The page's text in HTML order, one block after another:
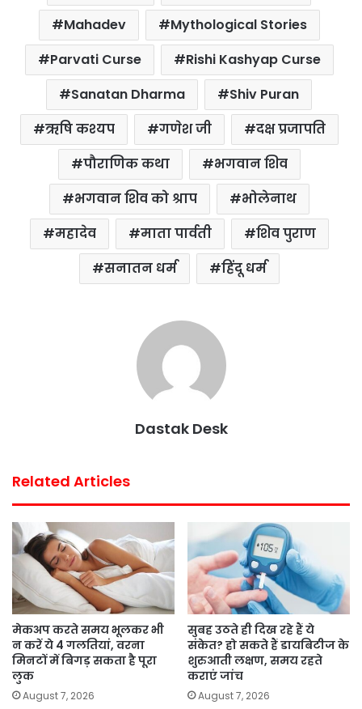
k
p
s
t
Mahadev
Mythological Stories
Parvati Curse
Rishi Kashyap Curse
Sanatan Dharma
Shiv Puran
ऋषि कश्यप
गणेश जी
दक्ष प्रजापति
पौराणिक कथा
भगवान शिव
भगवान शिव को श्राप
भोलेनाथ
महादेव
माता पार्वती
शिव पुराण
सनातन धर्म
हिंदू धर्म
Dastak Desk
Related Articles
मेकअप करते समय भूलकर भी
न करें ये 4 गलतियां, वरना
मिनटों में बिगड़ सकता है पूरा
लुक
August 7, 2026
सुबह उठते ही दिख रहे हैं ये
संकेत? हो सकते हैं डायबिटीज के
शुरुआती लक्षण, समय रहते
कराएं जांच
August 7, 2026